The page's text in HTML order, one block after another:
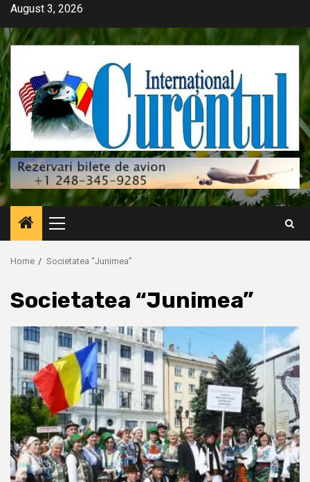
Skip
content
August 3, 2026
Primary
Menu
Home Societatea “Junimea”
Societatea “Junimea”